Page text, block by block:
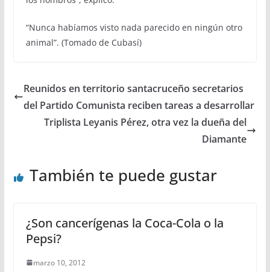
“Nunca habíamos visto nada parecido en ningún otro
animal”. (Tomado de Cubasí)
Reunidos en territorio santacruceño secretarios
del Partido Comunista reciben tareas a desarrollar
Triplista Leyanis Pérez, otra vez la dueña del
Diamante
También te puede gustar
¿Son cancerígenas la Coca-Cola o la
Pepsi?
marzo 10, 2012